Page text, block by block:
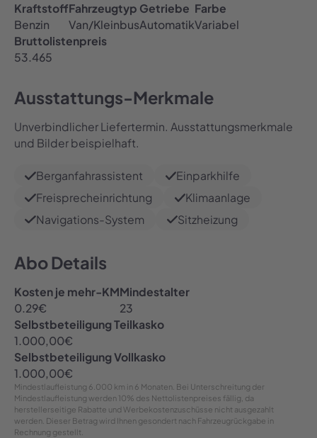
Kraftstoff
Benzin
Fahrzeugtyp
Van/Kleinbus
Getriebe
Automatik
Farbe
Variabel
Bruttolistenpreis
53.465
Ausstattungs-Merkmale
Unverbindlicher Liefertermin. Ausstattungsmerkmale
und Bilder beispielhaft.
Berganfahrassistent
Einparkhilfe
Freisprecheinrichtung
Klimaanlage
Navigations-System
Sitzheizung
Abo Details
Kosten je mehr-KM
0.29€
Mindestalter
23
Selbstbeteiligung Teilkasko
1.000,00€
Selbstbeteiligung Vollkasko
1.000,00€
Mindestlaufleistung 6.000 km in 6 Monaten . Bei Unterschreitung der
Mindestlaufleistung werden 10% des Nettolistenpreises fällig, da
herstellerseitige Rabatte und Werbekostenzuschüsse nicht ausgezahlt
werden. Dieser Betrag wird Ihnen gesondert nach Fahrzeugrückgabe in
Rechnung gestellt.